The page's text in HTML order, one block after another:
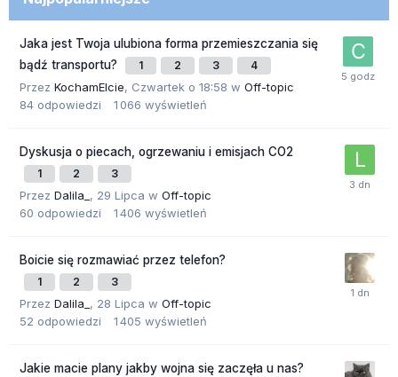
Jaka jest Twoja ulubiona forma przemieszczania się
bądź transportu?
1 2 3 4
Przez KochamElcie, Czwartek o 18:58 w Off-topic
84 odpowiedzi 1 066 wyświetleń
Dyskusja o piecach, ogrzewaniu i emisjach CO2
1 2 3
Przez Dalila_ , 29 Lipca w Off-topic
60 odpowiedzi 1 406 wyświetleń
Boicie się rozmawiać przez telefon?
1 2 3
Przez Dalila_ , 28 Lipca w Off-topic
52 odpowiedzi 1 405 wyświetleń
Jakie macie plany jakby wojna się zaczęła u nas?